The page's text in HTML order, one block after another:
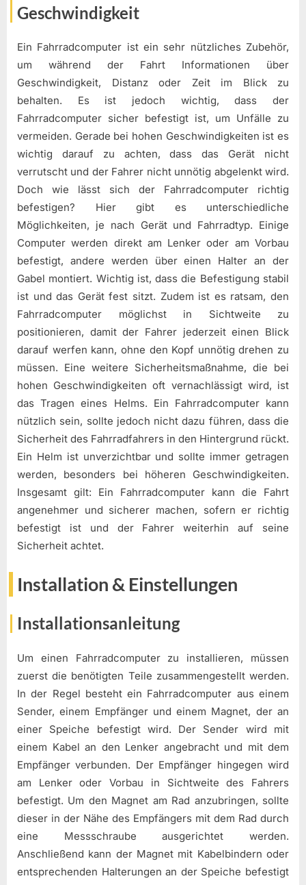
Geschwindigkeit
Ein Fahrradcomputer ist ein sehr nützliches Zubehör,
um während der Fahrt Informationen über
Geschwindigkeit, Distanz oder Zeit im Blick zu
behalten. Es ist jedoch wichtig, dass der
Fahrradcomputer sicher befestigt ist, um Unfälle zu
vermeiden. Gerade bei hohen Geschwindigkeiten ist es
wichtig darauf zu achten, dass das Gerät nicht
verrutscht und der Fahrer nicht unnötig abgelenkt wird.
Doch wie lässt sich der Fahrradcomputer richtig
befestigen? Hier gibt es unterschiedliche
Möglichkeiten, je nach Gerät und Fahrradtyp. Einige
Computer werden direkt am Lenker oder am Vorbau
befestigt, andere werden über einen Halter an der
Gabel montiert. Wichtig ist, dass die Befestigung stabil
ist und das Gerät fest sitzt. Zudem ist es ratsam, den
Fahrradcomputer möglichst in Sichtweite zu
positionieren, damit der Fahrer jederzeit einen Blick
darauf werfen kann, ohne den Kopf unnötig drehen zu
müssen. Eine weitere Sicherheitsmaßnahme, die bei
hohen Geschwindigkeiten oft vernachlässigt wird, ist
das Tragen eines Helms. Ein Fahrradcomputer kann
nützlich sein, sollte jedoch nicht dazu führen, dass die
Sicherheit des Fahrradfahrers in den Hintergrund rückt.
Ein Helm ist unverzichtbar und sollte immer getragen
werden, besonders bei höheren Geschwindigkeiten.
Insgesamt gilt: Ein Fahrradcomputer kann die Fahrt
angenehmer und sicherer machen, sofern er richtig
befestigt ist und der Fahrer weiterhin auf seine
Sicherheit achtet.
Installation & Einstellungen
Installationsanleitung
Um einen Fahrradcomputer zu installieren, müssen
zuerst die benötigten Teile zusammengestellt werden.
In der Regel besteht ein Fahrradcomputer aus einem
Sender, einem Empfänger und einem Magnet, der an
einer Speiche befestigt wird. Der Sender wird mit
einem Kabel an den Lenker angebracht und mit dem
Empfänger verbunden. Der Empfänger hingegen wird
am Lenker oder Vorbau in Sichtweite des Fahrers
befestigt. Um den Magnet am Rad anzubringen, sollte
dieser in der Nähe des Empfängers mit dem Rad durch
eine Messschraube ausgerichtet werden.
Anschließend kann der Magnet mit Kabelbindern oder
entsprechenden Halterungen an der Speiche befestigt